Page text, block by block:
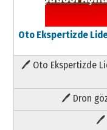
Oto Ekspertizde
🖊 Oto Ekspertizde
🖊 Dron
🖊